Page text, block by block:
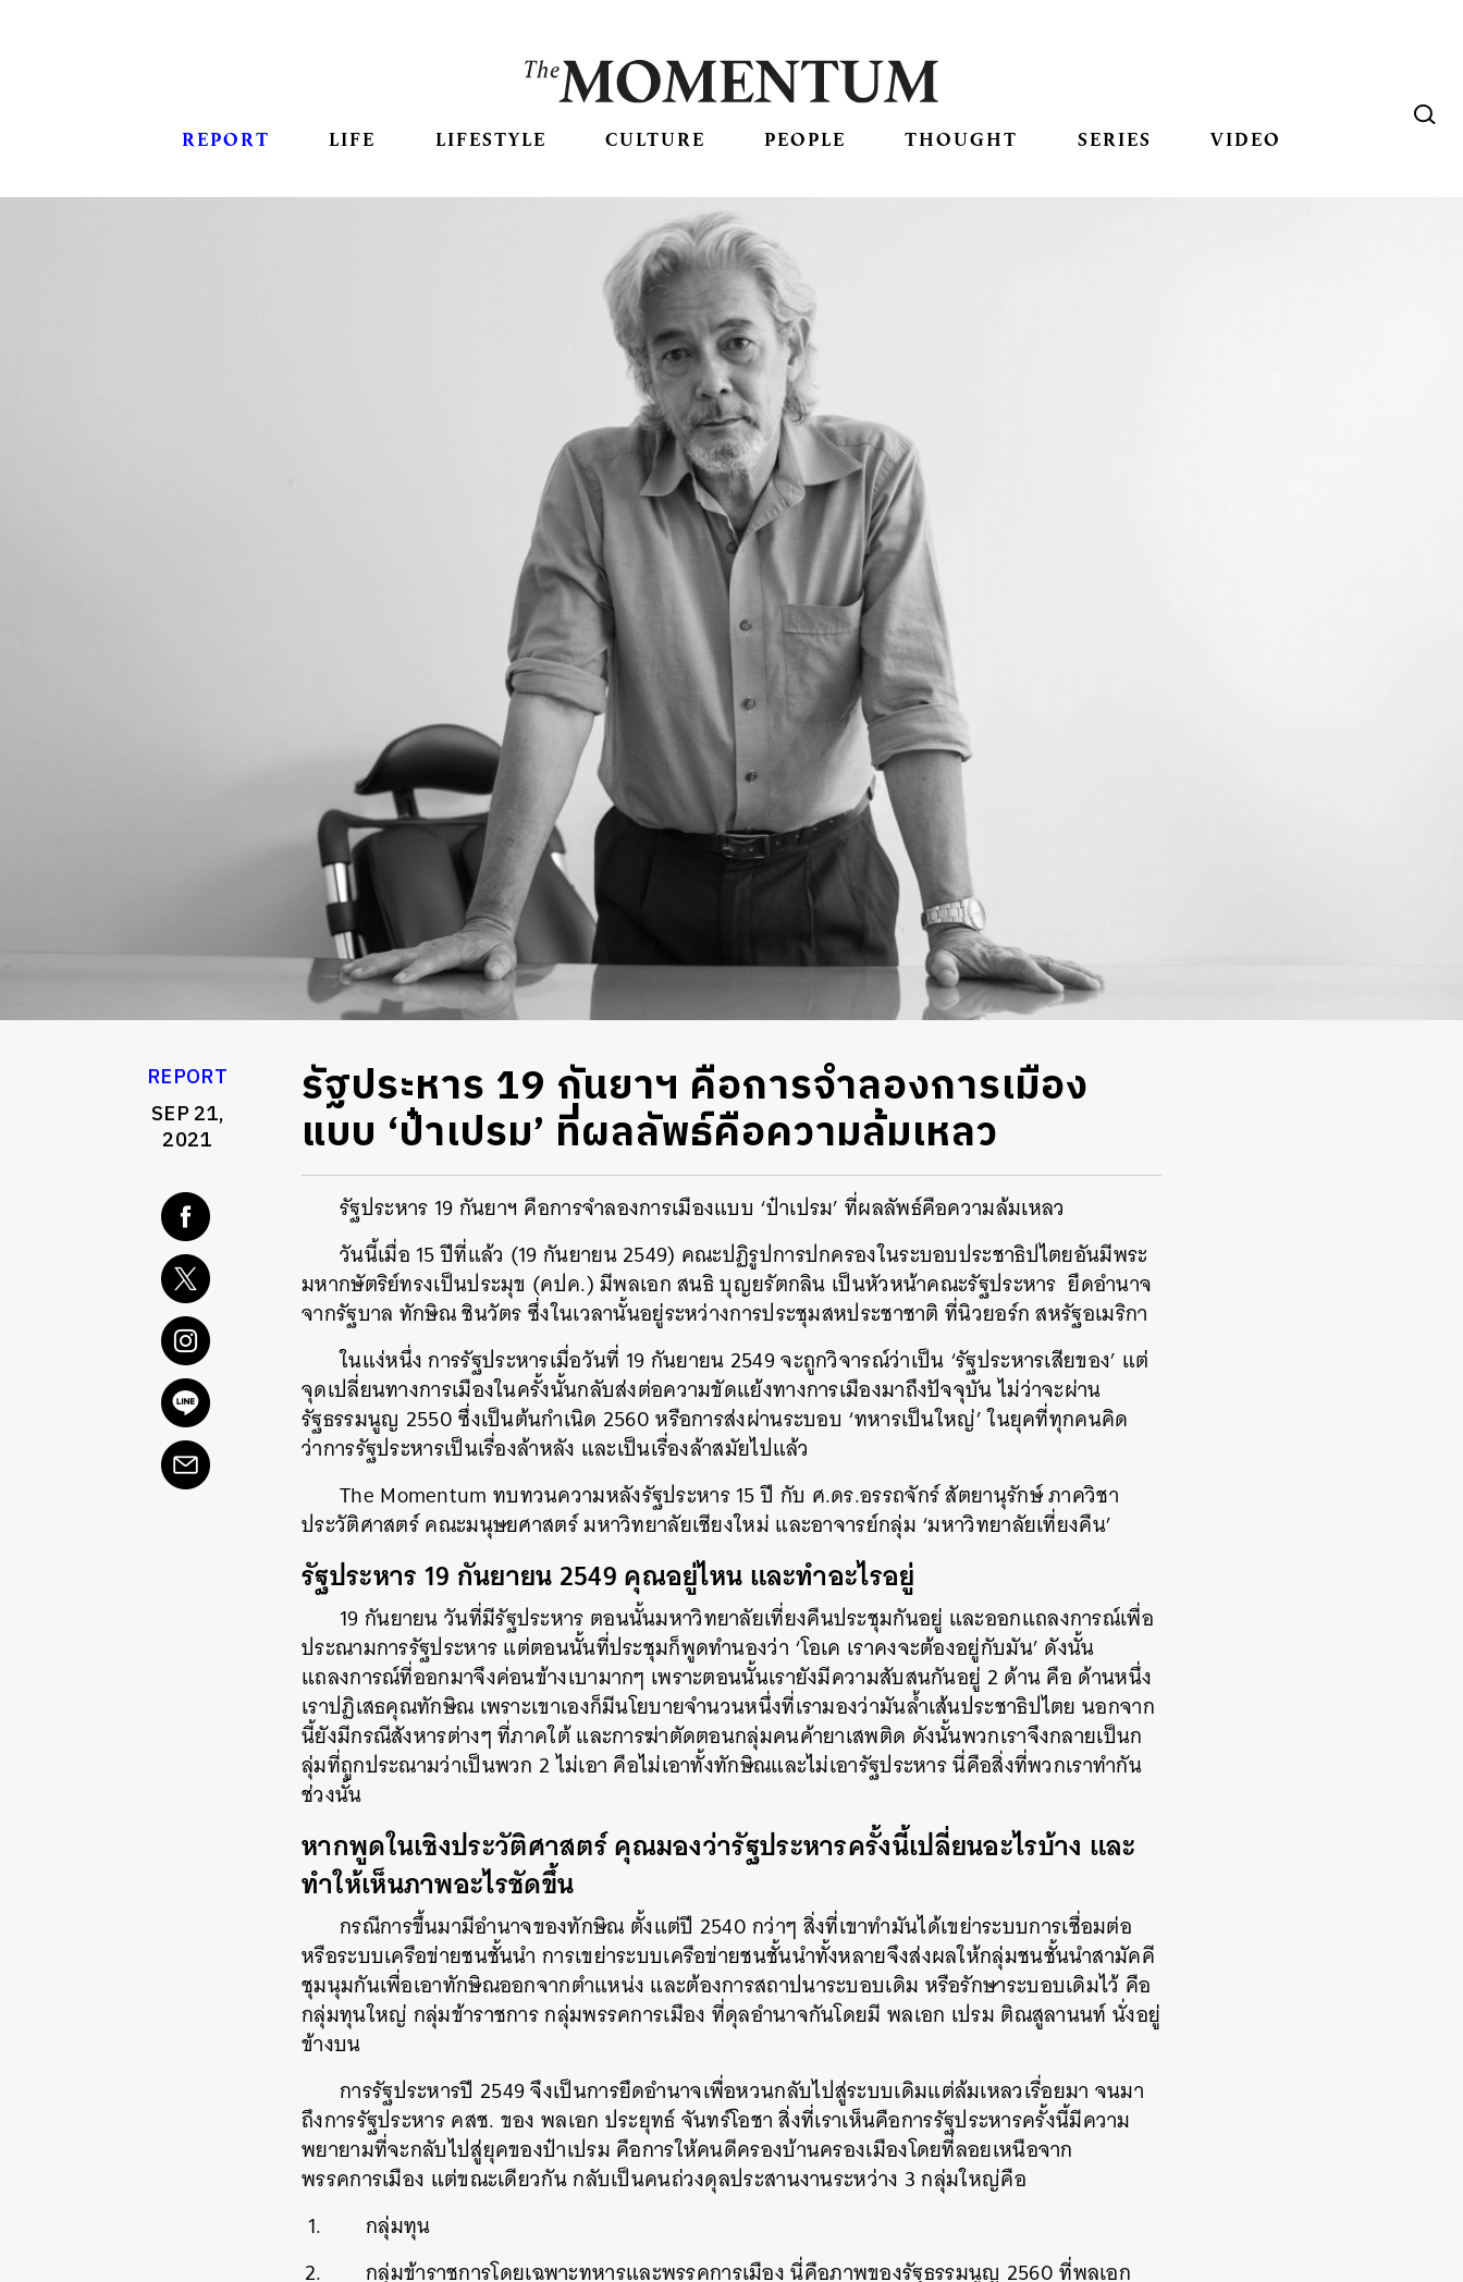
REPORT LIFE LIFESTYLE CULTURE PEOPLE THOUGHT SERIES VIDEO
REPORT
SEP 21,
2021
รัฐประหาร 19 กันยาฯ คือการจำลองการเมือง
แบบ ‘ป๋าเปรม’ ที่ผลลัพธ์คือความล้มเหลว
รัฐประหาร 19 กันยาฯ คือการจำลองการเมืองแบบ ‘ป๋าเปรม’ ที่ผลลัพธ์คือความล้มเหลว
วันนี้เมื่อ 15 ปีที่แล้ว (19 กันยายน 2549) คณะปฏิรูปการปกครองในระบอบประชาธิปไตยอันมีพระ
มหากษัตริย์ทรงเป็นประมุข (คปค.) มีพลเอก สนธิ บุญยรัตกลิน เป็นหัวหน้าคณะรัฐประหาร ยึดอำนาจ
จากรัฐบาล ทักษิณ ชินวัตร ซึ่งในเวลานั้นอยู่ระหว่างการประชุมสหประชาชาติ ที่นิวยอร์ก สหรัฐอเมริกา
ในแง่หนึ่ง การรัฐประหารเมื่อวันที่ 19 กันยายน 2549 จะถูกวิจารณ์ว่าเป็น ‘รัฐประหารเสียของ’ แต่
จุดเปลี่ยนทางการเมืองในครั้งนั้นกลับส่งต่อความขัดแย้งทางการเมืองมาถึงปัจจุบัน ไม่ว่าจะผ่าน
รัฐธรรมนูญ 2550 ซึ่งเป็นต้นกำเนิด 2560 หรือการส่งผ่านระบอบ ‘ทหารเป็นใหญ่’ ในยุคที่ทุกคนคิด
ว่าการรัฐประหารเป็นเรื่องล้าหลัง และเป็นเรื่องล้าสมัยไปแล้ว
The Momentum ทบทวนความหลังรัฐประหาร 15 ปี กับ ศ.ดร.อรรถจักร์ สัตยานุรักษ์ ภาควิชา
ประวัติศาสตร์ คณะมนุษยศาสตร์ มหาวิทยาลัยเชียงใหม่ และอาจารย์กลุ่ม ‘มหาวิทยาลัยเที่ยงคืน’
รัฐประหาร 19 กันยายน 2549 คุณอยู่ไหน และทำอะไรอยู่
19 กันยายน วันที่มีรัฐประหาร ตอนนั้นมหาวิทยาลัยเที่ยงคืนประชุมกันอยู่ และออกแถลงการณ์เพื่อ
ประณามการรัฐประหาร แต่ตอนนั้นที่ประชุมก็พูดทำนองว่า ‘โอเค เราคงจะต้องอยู่กับมัน’ ดังนั้น
แถลงการณ์ที่ออกมาจึงค่อนข้างเบามากๆ เพราะตอนนั้นเรายังมีความสับสนกันอยู่ 2 ด้าน คือ ด้านหนึ่ง
เราปฏิเสธคุณทักษิณ เพราะเขาเองก็มีนโยบายจำนวนหนึ่งที่เรามองว่ามันล้ำเส้นประชาธิปไตย นอกจาก
นี้ยังมีกรณีสังหารต่างๆ ที่ภาคใต้ และการฆ่าตัดตอนกลุ่มคนค้ายาเสพติด ดังนั้นพวกเราจึงกลายเป็นก
ลุ่มที่ถูกประณามว่าเป็นพวก 2 ไม่เอา คือไม่เอาทั้งทักษิณและไม่เอารัฐประหาร นี่คือสิ่งที่พวกเราทำกัน
ช่วงนั้น
หากพูดในเชิงประวัติศาสตร์ คุณมองว่ารัฐประหารครั้งนี้เปลี่ยนอะไรบ้าง และ
ทำให้เห็นภาพอะไรชัดขึ้น
กรณีการขึ้นมามีอำนาจของทักษิณ ตั้งแต่ปี 2540 กว่าๆ สิ่งที่เขาทำมันได้เขย่าระบบการเชื่อมต่อ
หรือระบบเครือข่ายชนชั้นนำ การเขย่าระบบเครือข่ายชนชั้นนำทั้งหลายจึงส่งผลให้กลุ่มชนชั้นนำสามัคคี
ชุมนุมกันเพื่อเอาทักษิณออกจากตำแหน่ง และต้องการสถาปนาระบอบเดิม หรือรักษาระบอบเดิมไว้ คือ
กลุ่มทุนใหญ่ กลุ่มข้าราชการ กลุ่มพรรคการเมือง ที่ดุลอำนาจกันโดยมี พลเอก เปรม ติณสูลานนท์ นั่งอยู่
ข้างบน
การรัฐประหารปี 2549 จึงเป็นการยึดอำนาจเพื่อหวนกลับไปสู่ระบบเดิมแต่ล้มเหลวเรื่อยมา จนมา
ถึงการรัฐประหาร คสช. ของ พลเอก ประยุทธ์ จันทร์โอชา สิ่งที่เราเห็นคือการรัฐประหารครั้งนี้มีความ
พยายามที่จะกลับไปสู่ยุคของป๋าเปรม คือการให้คนดีครองบ้านครองเมืองโดยที่ลอยเหนือจาก
พรรคการเมือง แต่ขณะเดียวกัน กลับเป็นคนถ่วงดุลประสานงานระหว่าง 3 กลุ่มใหญ่คือ
กลุ่มทุน
กลุ่มข้าราชการโดยเฉพาะทหารและพรรคการเมือง นี่คือภาพของรัฐธรรมนูญ 2560 ที่พลเอก